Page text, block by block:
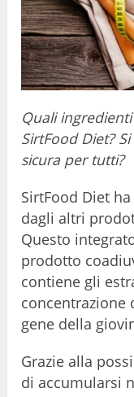
Quali
SirtFood Diet?
sicura per tutti?
SirtFood Diet
dagli altri
Questo
prodotto
contiene gli
concentrazione
gene della
Grazie alla
di accumularsi